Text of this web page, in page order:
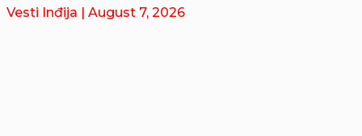
Vesti Inđija | August 7, 2026